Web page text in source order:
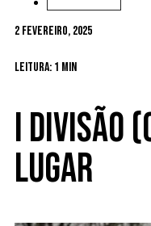
2 Fevereiro, 2025
Leitura: 1 min
I Divisão
lugar